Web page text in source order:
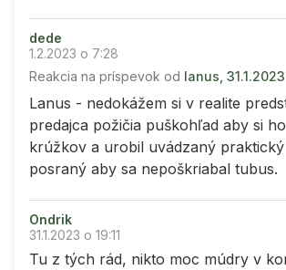
dede
1.2.2023 o 7:28
Reakcia na príspevok od lanus,
Lanus - nedokážem si v realite
predajca požičia puškohľad aby si
krúžkov a urobil uvádzaný praktický
posraný aby sa nepoškriabal tubus.
Ondrik
31.1.2023 o 19:11
Tu z tých rád, nikto moc múdry v